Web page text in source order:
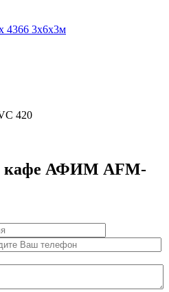
4366 3x6х3м
420
кафе АФИМ AFM-